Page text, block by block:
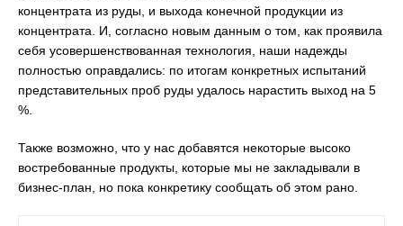
концентрата из руды, и выхода конечной продукции из
концентрата. И, согласно новым данным о том, как проявила
себя усовершенствованная технология, наши надежды
полностью оправдались: по итогам конкретных испытаний
представительных проб руды удалось нарастить выход на 5
%.
Также возможно, что у нас добавятся некоторые высоко
востребованные продукты, которые мы не закладывали в
бизнес-план, но пока конкретику сообщать об этом рано.